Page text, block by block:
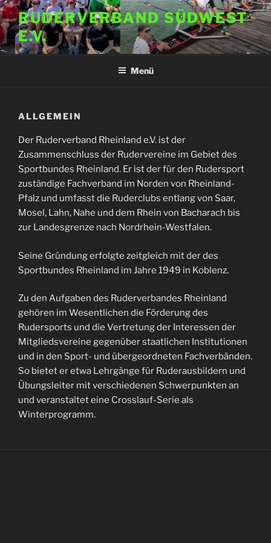
Zum
Inhalt
springen
RUDERVERBAND SÜDWEST
E.V.
Menü
ALLGEMEIN
Der Ruderverband Rheinland e.V. ist der
Zusammenschluss der Rudervereine im Gebiet des
Sportbundes Rheinland. Er ist der für den Rudersport
zuständige Fachverband im Norden von Rheinland-
Pfalz und umfasst die Ruderclubs entlang von Saar,
Mosel, Lahn, Nahe und dem Rhein von Bacharach bis
zur Landesgrenze nach Nordrhein-Westfalen.
Seine Gründung erfolgte zeitgleich mit der des
Sportbundes Rheinland im Jahre 1949 in Koblenz.
Zu den Aufgaben des Ruderverbandes Rheinland
gehören im Wesentlichen die Förderung des
Rudersports und die Vertretung der Interessen der
Mitgliedsvereine gegenüber staatlichen Institutionen
und in den Sport- und übergeordneten Fachverbänden.
So bietet er etwa Lehrgänge für Ruderausbildern und
Übungsleiter mit verschiedenen Schwerpunkten an
und veranstaltet eine Crosslauf-Serie als
Winterprogramm.